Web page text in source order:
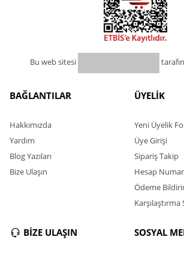
Bu web sitesi
BAĞLANTILAR
Hakkımızda
Yardım
Blog Yazıları
Bize Ulaşın
ÜYELİK
Yeni Üyelik
Üye Girişi
Sipariş Takip
Hesap
Ödeme
Karşılaştırma
BİZE ULAŞIN SOSYAL